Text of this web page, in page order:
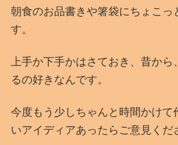
朝食のお品書きや箸袋にちょこっ
す。
上手か下手かはさておき、昔か
るの好きなんです。
今度もう少しちゃんと時間かけて
いアイディアあったらご意見くだ